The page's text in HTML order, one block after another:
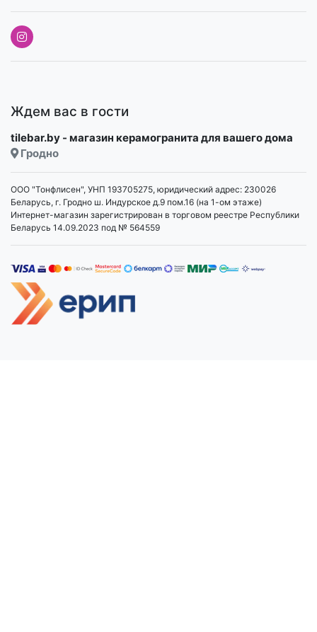
Ждем вас в гости
tilebar.by - магазин керамогранита для вашего дома
Гродно
ООО "Тонфлисен", УНП 193705275, юридический адрес: 230026
Беларусь, г. Гродно ш. Индурское д.9 пом.16 (на 1-ом этаже)
Интернет-магазин зарегистрирован в торговом реестре Республики
Беларусь 14.09.2023 под № 564559